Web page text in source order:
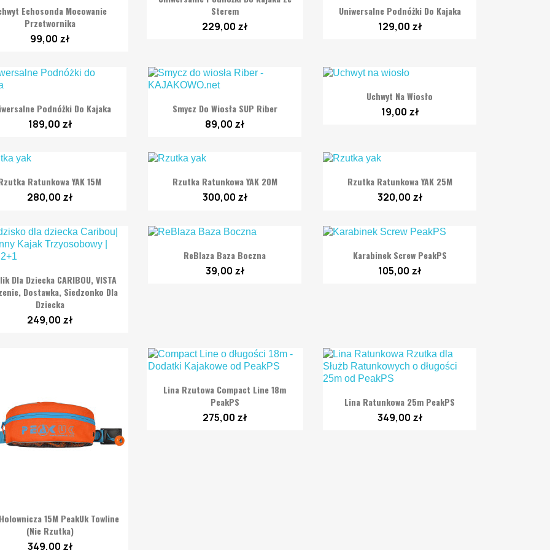
 Szybki podgląd
Echosonda Mocowanie
Przetwornika
99,00 zł
Sterem
229,00 zł
 Szybki podgląd
Uniwersalne Podnóżki Do Kajaka
129,00 zł
 Szybki podgląd
Podnóżki Do Kajaka
189,00 zł
 Szybki podgląd
Smycz Do Wiosła SUP Riber
89,00 zł
 Szybki podgląd
Uchwyt Na Wiosło
19,00 zł
 Szybki podgląd
Ratunkowa YAK 15M
280,00 zł
 Szybki podgląd
Rzutka Ratunkowa YAK 20M
300,00 zł
 Szybki podgląd
Rzutka Ratunkowa YAK 25M
320,00 zł
 Szybki podgląd
Dla Dziecka CARIBOU, VISTA
Dostawka, Siedzonko Dla
Dziecka
249,00 zł
 Szybki podgląd
ReBlaza Baza Boczna
39,00 zł
 Szybki podgląd
Karabinek Screw PeakPS
105,00 zł
 Szybki podgląd
15M PeakUk Towline
(nie Rzutka)
349,00 zł
 Szybki podgląd
Lina Rzutowa Compact Line 18m
PeakPS
275,00 zł
 Szybki podgląd
Lina Ratunkowa 25m PeakPS
349,00 zł